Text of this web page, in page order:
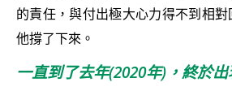
的責任，與付出極大心力得不到相對
他撐了下來。
一直到了去年(2020年)，終於